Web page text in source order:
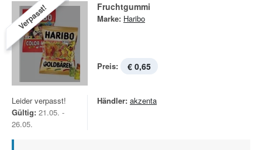
Verpasst! Fruchtgummi
Marke: Haribo
Preis: € 0,65
Leider verpasst!
Gültig: 21.05. -
26.05.
Händler: akzenta